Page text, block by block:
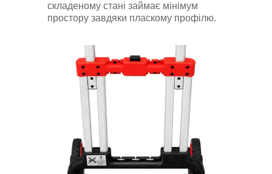
складеному стані займає мінімум
простору завдяки пласкому профілю.